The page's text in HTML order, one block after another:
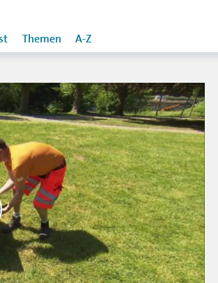
Themen A-Z